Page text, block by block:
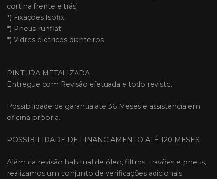
cortina frente e trás)
*) Fixações Isofix
*) Pneus runflat
*) Vidros elétricos dianteiros
PINTURA METALIZADA
Entregue com Revisão efetuada e todo revisto.
Possibilidade de garantia até 36 Meses e assistência em
oficina própria.
POSSIBILIDADE DE FINANCIAMENTO ATÉ 120 MESES
Além da revisão habitual de óleo, filtros, travões e pneus,
realizamos um conjunto de verificações adicionais.